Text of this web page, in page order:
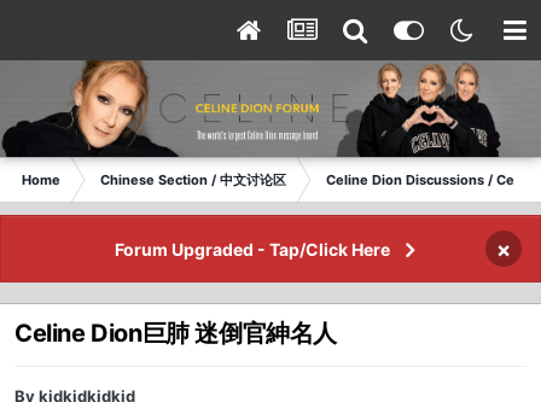
Home Chinese Section / 中文讨论区 Celine Dion Discussions / Celine
Forum Upgraded - Tap/Click Here ×
Celine Dion巨肺 迷倒官紳名人
By kidkidkidkid